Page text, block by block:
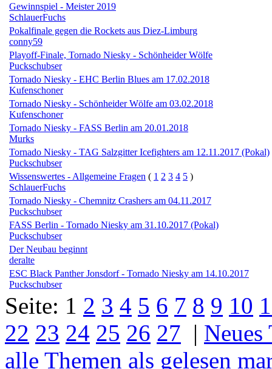
Gewinnspiel - Meister 2019
SchlauerFuchs
Pokalfinale gegen die Rockets aus Diez-Limburg
conny59
Playoff-Finale, Tornado Niesky - Schönheider Wölfe
Puckschubser
Tornado Niesky - EHC Berlin Blues am 17.02.2018
Kufenschoner
Tornado Niesky - Schönheider Wölfe am 03.02.2018
Kufenschoner
Tornado Niesky - FASS Berlin am 20.01.2018
Murks
Tornado Niesky - TAG Salzgitter Icefighters am 12.11.2017 (Pokal)
Puckschubser
Wissenswertes - Allgemeine Fragen ( 1 2 3 4 5 )
SchlauerFuchs
Tornado Niesky - Chemnitz Crashers am 04.11.2017
Puckschubser
FASS Berlin - Tornado Niesky am 31.10.2017 (Pokal)
Puckschubser
Der Neubau beginnt
deralte
ESC Black Panther Jonsdorf - Tornado Niesky am 14.10.2017
Puckschubser
Seite: 1 2 3 4 5 6 7 8 9 10
22 23 24 25 26 27 | Neues
alle Themen als gelesen